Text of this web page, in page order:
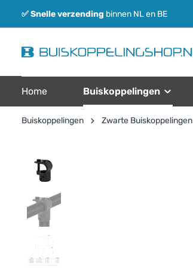
✅Snelle verzending binnen NL en BE
Home Buiskoppelingen
Buiskoppelingen Zwarte Buiskoppelingen